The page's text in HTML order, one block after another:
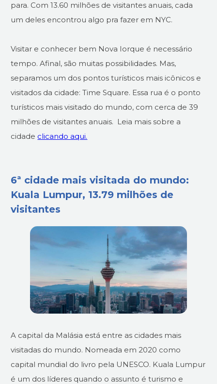
para. Com 13.60 milhões de visitantes anuais, cada
um deles encontrou algo pra fazer em NYC.
Visitar e conhecer bem Nova Iorque é necessário
tempo. Afinal, são muitas possibilidades. Mas,
separamos um dos pontos turísticos mais icônicos e
visitados da cidade: Time Square. Essa rua é o ponto
turísticos mais visitado do mundo, com cerca de 39
milhões de visitantes anuais. Leia mais sobre a
cidade clicando aqui.
6ª cidade mais visitada do mundo:
Kuala Lumpur, 13.79 milhões de
visitantes
A capital da Malásia está entre as cidades mais
visitadas do mundo. Nomeada em 2020 como
capital mundial do livro pela UNESCO. Kuala Lumpur
é um dos líderes quando o assunto é turismo e